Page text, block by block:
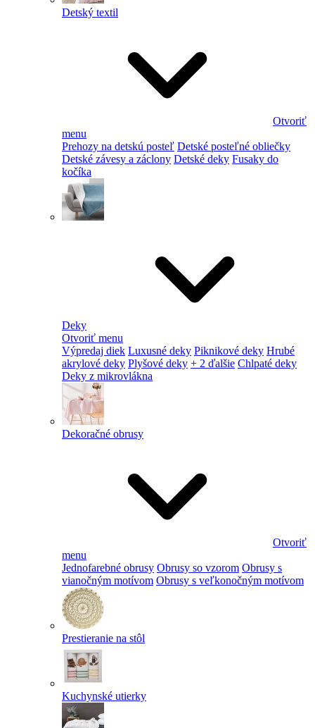
Detský textil
Otvoriť
menu
Prehozy na detskú posteľ Detské posteľné obliečky
Detské závesy a záclony Detské deky Fusaky do
kočíka
Deky
Otvoriť menu
Výpredaj diek Luxusné deky Piknikové deky Hrubé
akrylové deky Plyšové deky + 2 ďalšie Chlpaté deky
Deky z mikrovlákna
Dekoračné obrusy
Otvoriť
menu
Jednofarebné obrusy Obrusy so vzorom Obrusy s
vianočným motívom Obrusy s veľkonočným motívom
Prestieranie na stôl
Kuchynské utierky